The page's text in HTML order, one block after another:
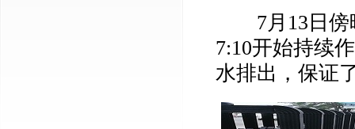
7月13日傍
7:10开始持续
水排出，保证